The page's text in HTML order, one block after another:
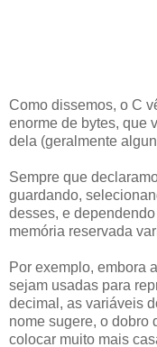
Como dissemos, o C
enorme de bytes, que
dela (geralmente
Sempre que
guardando,
desses, e
memória reservada
Por exemplo, embora
sejam usadas para
decimal, as variáveis
nome sugere, o dobro
colocar muito mais